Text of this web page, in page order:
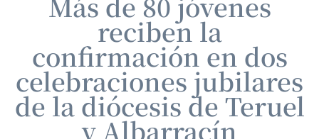
reciben la
confirmación en dos
celebraciones jubilares
de la diócesis de Teruel
y Albarracín